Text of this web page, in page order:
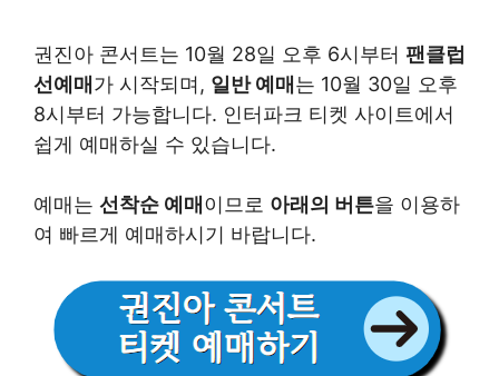
권진아 콘서트는 10월 28일 오후 6시부터 팬클럽
선예매 가 시작되며, 일반 예매 는 10월 30일 오후
8시부터 가능합니다. 인터파크 티켓 사이트에서
쉽게 예매하실 수 있습니다.
예매는 선착순 예매 이므로 아래의 버튼을 이용하
여 빠르게 예매하시기 바랍니다.